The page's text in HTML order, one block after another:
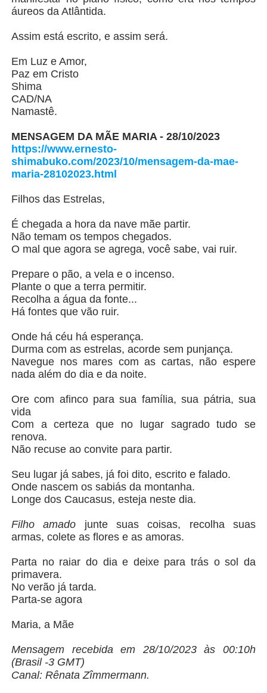
áureos da Atlântida.
Assim está escrito, e assim será.
Em Luz e Amor,
Paz em Cristo
Shima
CAD/NA
Namastê.
MENSAGEM DA MÃE MARIA - 28/10/2023
https://www.ernesto-
shimabuko.com/2023/10/mensagem-da-mae-
maria-28102023.html
Filhos das Estrelas,
É chegada a hora da nave mãe partir.
Não temam os tempos chegados.
O mal que agora se agrega, você sabe, vai ruir.
Prepare o pão, a vela e o incenso.
Plante o que a terra permitir.
Recolha a água da fonte...
Há fontes que vão ruir.
Onde há céu há esperança.
Durma com as estrelas, acorde sem punjança.
Navegue nos mares com as cartas, não espere
nada além do dia e da noite.
Ore com afinco para sua família, sua pátria, sua
vida
Com a certeza que no lugar sagrado tudo se
renova.
Não recuse ao convite para partir.
Seu lugar já sabes, já foi dito, escrito e falado.
Onde nascem os sabiás da montanha.
Longe dos Caucasus, esteja neste dia.
Filho amado junte suas coisas, recolha suas
armas, colete as flores e as amoras.
Parta no raiar do dia e deixe para trás o sol da
primavera.
No verão já tarda.
Parta-se agora
Maria, a Mãe
Mensagem recebida em 28/10/2023 às 00:10h
(Brasil -3 GMT)
Canal: Rênata Zîmmermann.